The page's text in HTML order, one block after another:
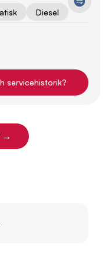
Diesel
servicehistorik?
→